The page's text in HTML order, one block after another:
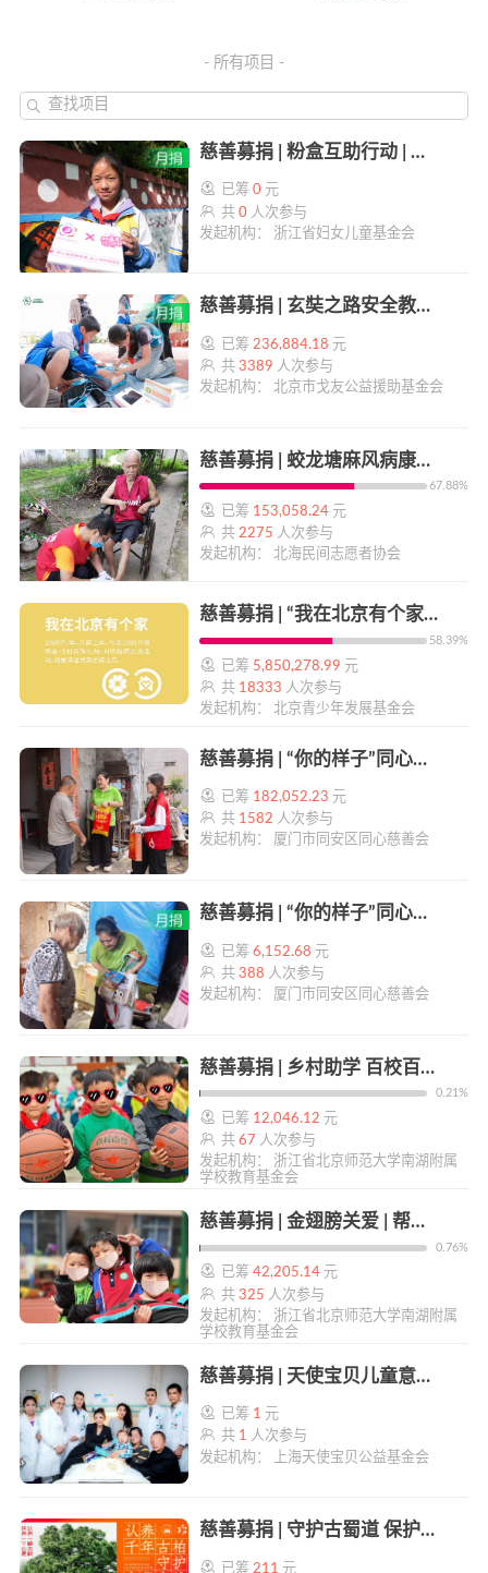
- 所有项目 -
查找项目
慈善募捐 | 粉盒互助行动 | 帮帮公益
已筹0 元
共0 人次参与
发起机构： 浙江省妇女儿童基金会
慈善募捐 | 玄奘之路安全教育计划 | 帮帮公益
已筹236,884.18 元
共3389 人次参与
发起机构： 北京市戈友公益援助基金会
慈善募捐 | 蛟龙塘麻风病康复老人临终陪伴资金 | 帮帮公益
67.88%
已筹 153,058.24 元
共2275 人次参与
发起机构： 北海民间志愿者协会
慈善募捐 | “我在北京有个家”对口支援地区青少年关爱项目 | 帮帮公益
58.39%
已筹 5,850,278.99 元
共 18333 人次参与
发起机构： 北京青少年发展基金会
慈善募捐 | “你的样子”同心敬老乡村行 | 帮帮公益
已筹 182,052.23 元
共 1582 人次参与
发起机构： 厦门市同安区同心慈善会
慈善募捐 | “你的样子”同心敬老乡村行 | 帮帮公益
已筹6,152.68 元
共388 人次参与
发起机构： 厦门市同安区同心慈善会
慈善募捐 | 乡村助学 百校百梦 | 帮帮公益
0.21%
已筹 12,046.12 元
共67 人次参与
发起机构： 浙江省北京师范大学南湖附属
学校教育基金会
慈善募捐 | 金翅膀关爱 | 帮帮公益
0.76%
已筹42,205.14 元
共325 人次参与
发起机构： 浙江省北京师范大学南湖附属
学校教育基金会
慈善募捐 | 天使宝贝儿童意外伤害救助 | 帮帮公益
已筹 1 元
共 1 人次参与
发起机构： 上海天使宝贝公益基金会
慈善募捐 | 守护古蜀道 保护翠云廊 | 帮帮公益
已筹 211 元